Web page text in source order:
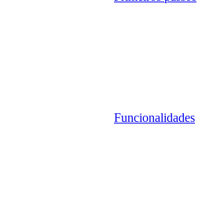
Funcionalidades